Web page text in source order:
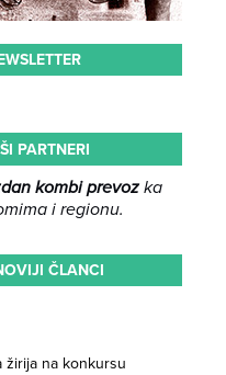
PARTNERI
kombi prevozka
i regionu.
ČLANCI
žirija na konkursu